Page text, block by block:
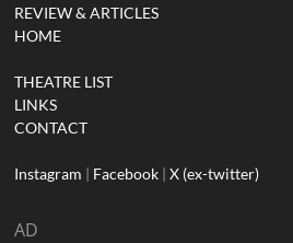
REVIEW & ARTICLES
HOME
THEATRE LIST
LINKS
CONTACT
Instagram | Facebook |X (ex-twitter)
AD